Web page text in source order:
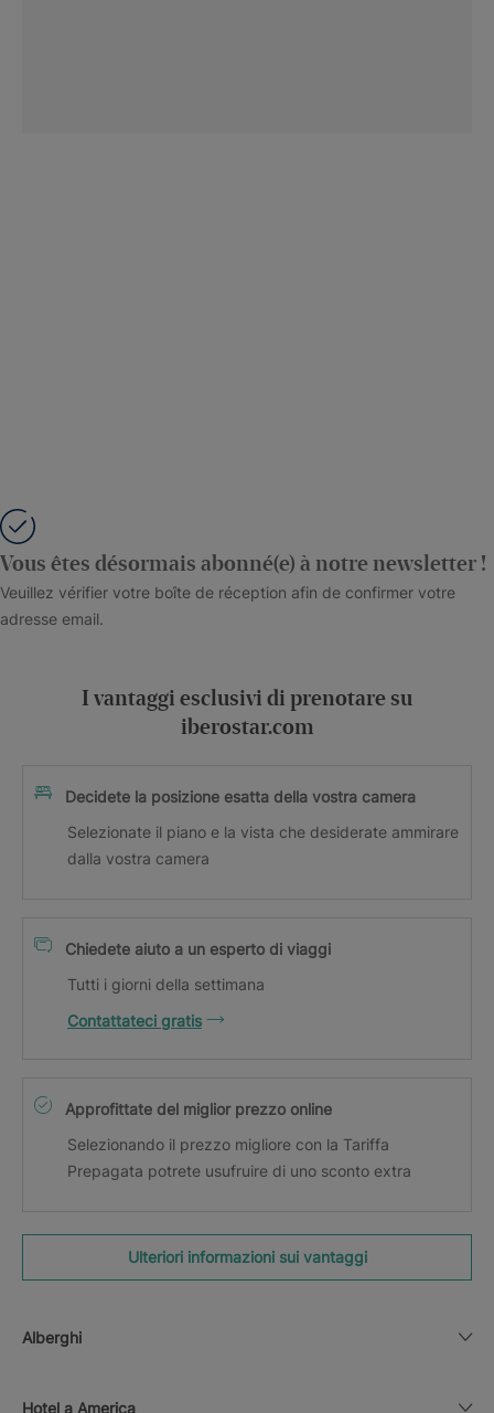
Vous êtes désormais abonné(e) à notre newsletter !
Veuillez vérifier votre boîte de réception afin de confirmer votre
adresse email.
I vantaggi esclusivi di prenotare su
iberostar.com
Decidete la posizione esatta della vostra camera
Selezionate il piano e la vista che desiderate ammirare
dalla vostra camera
Chiedete aiuto a un esperto di viaggi
Tutti i giorni della settimana
Contattateci gratis
Approfittate del miglior prezzo online
Selezionando il prezzo migliore con la Tariffa
Prepagata potrete usufruire di uno sconto extra
Ulteriori informazioni sui vantaggi
Alberghi
Hotel a America